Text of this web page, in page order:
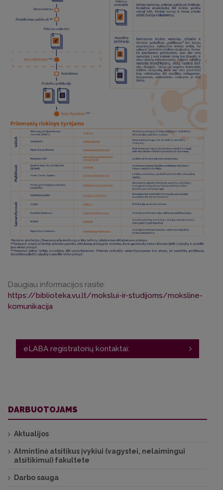
Daugiau informacijos rasite:
https://biblioteka.vu.lt/mokslui-ir-studijoms/moksline-
komunikacija
eLABA registratorių kontaktai:
Administratorė Jolanta Raudonienė el. p.
Administratorė Gytautė Sirgėdaitė el. p.
Polimerų chemijos katedra ir Organinės
DARBUOTOJAMS
Aktualijos
Atmintinė atsitikus įvykiui (vagystei, nelaimingui
atsitikimui) fakultete
Darbo sauga